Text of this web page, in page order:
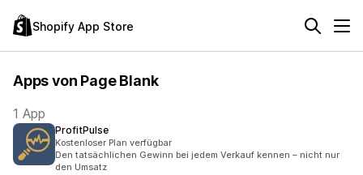
Shopify App Store
Apps von Page Blank
1 App
ProfitPulse
Kostenloser Plan verfügbar
Den tatsächlichen Gewinn bei jedem Verkauf kennen – nicht nur
den Umsatz